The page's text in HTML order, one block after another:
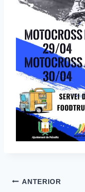
Navegación
ANTERIOR